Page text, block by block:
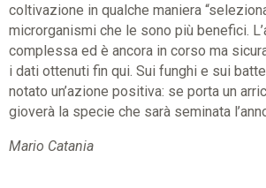
coltivazione in qualche maniera
microrganismi che le sono più benefici.
complessa ed è ancora in corso ma
i dati ottenuti fin qui. Sui funghi e sui
notato un’azione positiva: se porta un
gioverà la specie che sarà seminata
Mario Catania